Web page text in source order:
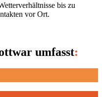
bis zu
vor Ort.
umfasst: